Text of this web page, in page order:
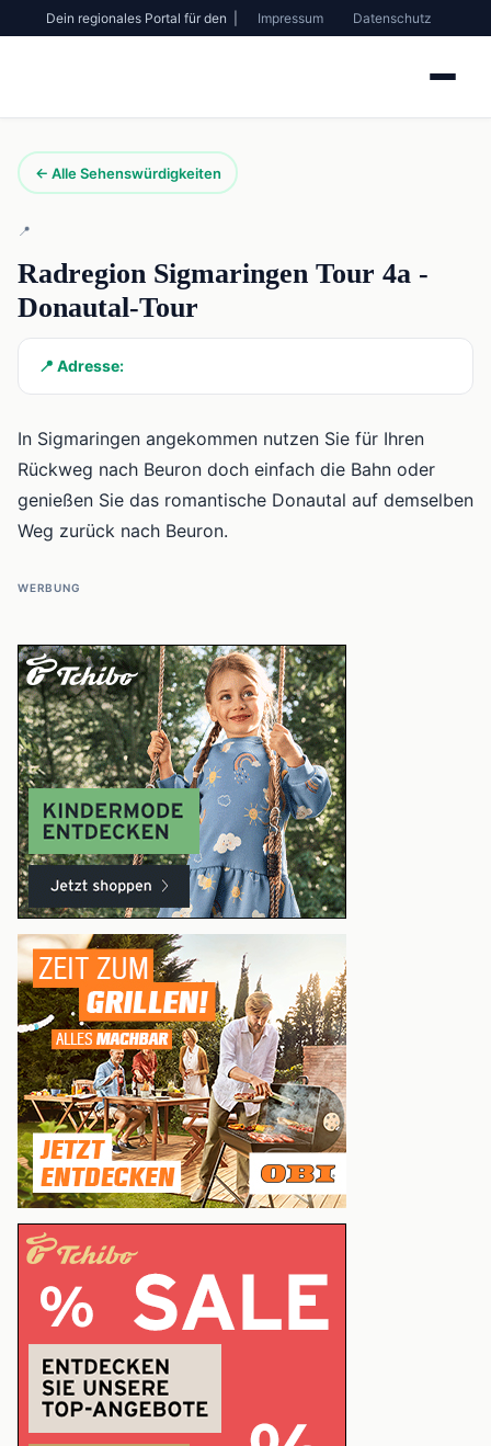
Dein regionales Portal für den | Impressum Datenschutz
← Alle Sehenswürdigkeiten
📍
Radregion Sigmaringen Tour 4a -
Donautal-Tour
📍 Adresse:
In Sigmaringen angekommen nutzen Sie für Ihren
Rückweg nach Beuron doch einfach die Bahn oder
genießen Sie das romantische Donautal auf demselben
Weg zurück nach Beuron.
WERBUNG